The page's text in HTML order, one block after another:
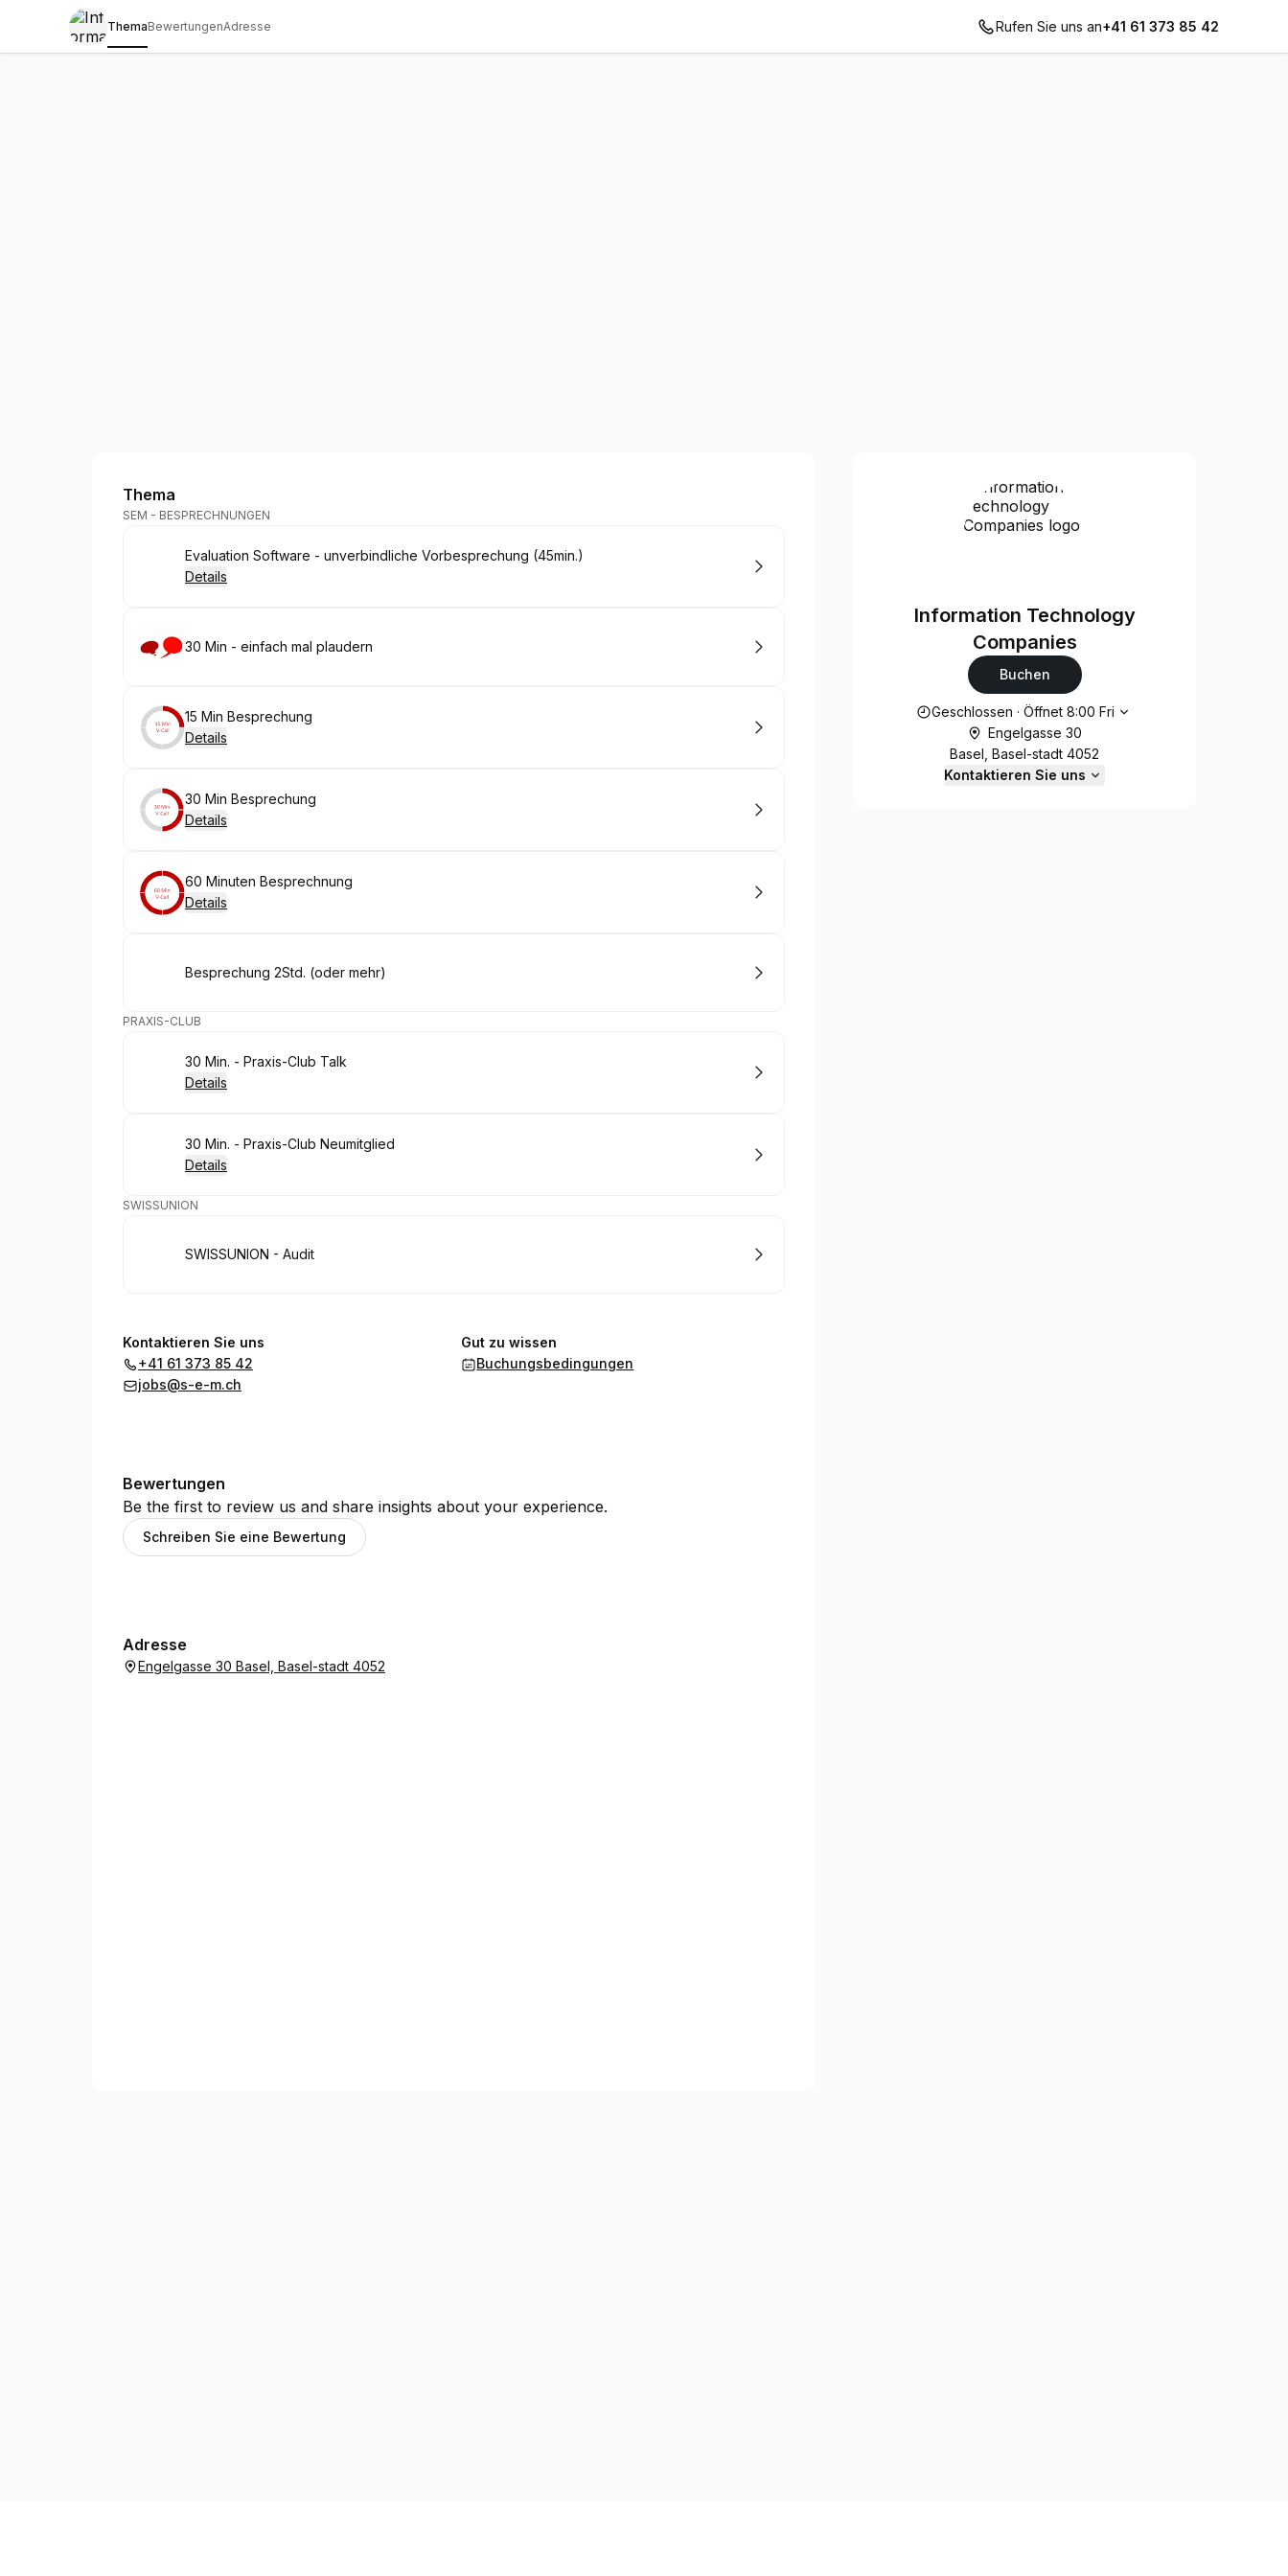
ThemaBewertungenAdresse Rufen Sie uns an+41 61 373 85 42
Information Technology Companies
Thema
SEM - BESPRECHNUNGEN
Buchen
Evaluation Software - unverbindliche Vorbesprechung (45min.)
Details
Buchen
30 Min - einfach mal plaudern
Buchen
15 Min Besprechung
Details
Buchen
30 Min Besprechung
Details
Buchen
60 Minuten Besprechnung
Details
Buchen
Besprechung 2Std. (oder mehr)
PRAXIS-CLUB
Buchen
30 Min. - Praxis-Club Talk
Details
Buchen
30 Min. - Praxis-Club Neumitglied
Details
SWISSUNION
Buchen
SWISSUNION - Audit
Kontaktieren Sie uns
+41 61 373 85 42
jobs@s-e-m.ch
Gut zu wissen
Buchungsbedingungen
Bewertungen
Be the first to review us and share insights about your experience.
Schreiben Sie eine Bewertung
Adresse
Engelgasse 30 Basel, Basel-stadt 4052
Information Technology
Companies
Buchen
Die Öffnungszeiten
Geschlossen · Öffnet 8:00 Fri
Engelgasse 30
Basel, Basel-stadt 4052
Kontaktieren Sie uns